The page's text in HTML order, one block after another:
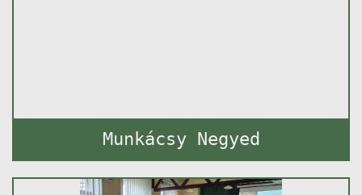
Munkácsy Negyed